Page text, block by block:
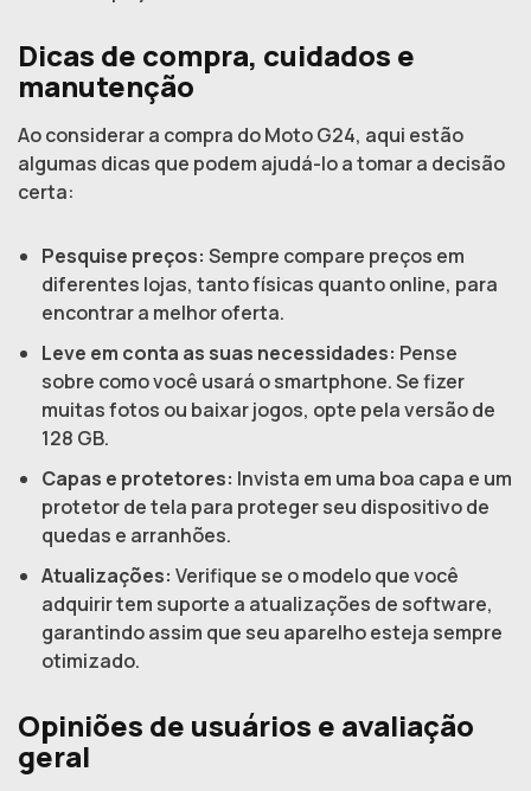
Dicas de compra, cuidados e
manutenção
Ao considerar a compra do Moto G24, aqui estão
algumas dicas que podem ajudá-lo a tomar a decisão
certa:
Pesquise preços: Sempre compare preços em
diferentes lojas, tanto físicas quanto online, para
encontrar a melhor oferta.
Leve em conta as suas necessidades: Pense
sobre como você usará o smartphone. Se fizer
muitas fotos ou baixar jogos, opte pela versão de
128 GB.
Capas e protetores: Invista em uma boa capa e um
protetor de tela para proteger seu dispositivo de
quedas e arranhões.
Atualizações: Verifique se o modelo que você
adquirir tem suporte a atualizações de software,
garantindo assim que seu aparelho esteja sempre
otimizado.
Opiniões de usuários e avaliação
geral